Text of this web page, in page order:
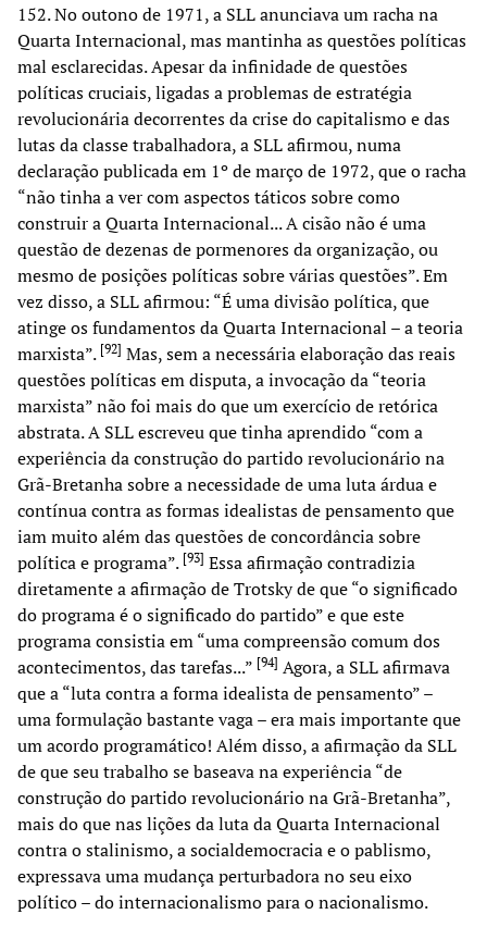
152. No outono de 1971, a SLL anunciava um racha na
Quarta Internacional, mas mantinha as questões políticas
mal esclarecidas. Apesar da infinidade de questões
políticas cruciais, ligadas a problemas de estratégia
revolucionária decorrentes da crise do capitalismo e das
lutas da classe trabalhadora, a SLL afirmou, numa
declaração publicada em 1º de março de 1972, que o racha
“não tinha a ver com aspectos táticos sobre como
construir a Quarta Internacional... A cisão não é uma
questão de dezenas de pormenores da organização, ou
mesmo de posições políticas sobre várias questões”. Em
vez disso, a SLL afirmou: “É uma divisão política, que
atinge os fundamentos da Quarta Internacional – a teoria
marxista”. [92] Mas, sem a necessária elaboração das reais
questões políticas em disputa, a invocação da “teoria
marxista” não foi mais do que um exercício de retórica
abstrata. A SLL escreveu que tinha aprendido “com a
experiência da construção do partido revolucionário na
Grã-Bretanha sobre a necessidade de uma luta árdua e
contínua contra as formas idealistas de pensamento que
iam muito além das questões de concordância sobre
política e programa”. [93] Essa afirmação contradizia
diretamente a afirmação de Trotsky de que “o significado
do programa é o significado do partido” e que este
programa consistia em “uma compreensão comum dos
acontecimentos, das tarefas...” [94] Agora, a SLL afirmava
que a “luta contra a forma idealista de pensamento” –
uma formulação bastante vaga – era mais importante que
um acordo programático! Além disso, a afirmação da SLL
de que seu trabalho se baseava na experiência “de
construção do partido revolucionário na Grã-Bretanha”,
mais do que nas lições da luta da Quarta Internacional
contra o stalinismo, a socialdemocracia e o pablismo,
expressava uma mudança perturbadora no seu eixo
político – do internacionalismo para o nacionalismo.